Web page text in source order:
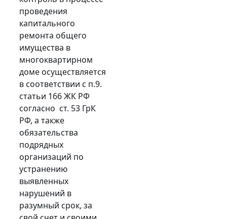
проведения
капитального
ремонта общего
имущества в
многоквартирном
доме осуществляется
в соответствии с п.9.
статьи 166 ЖК РФ
согласно ст. 53 ГрК
РФ, а также
обязательства
подрядных
организаций по
устранению
выявленных
нарушений в
разумный срок, за